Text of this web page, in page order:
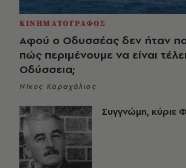
ΚΙΝΗΜΑΤΟΓΡΑΦΟΣ
Αφού ο Οδυσσέας δεν ήταν
πώς περιμένουμε να είναι
Οδύσσεια;
Νίκος Καραχάλιος
Συγγνώμη, κύριε